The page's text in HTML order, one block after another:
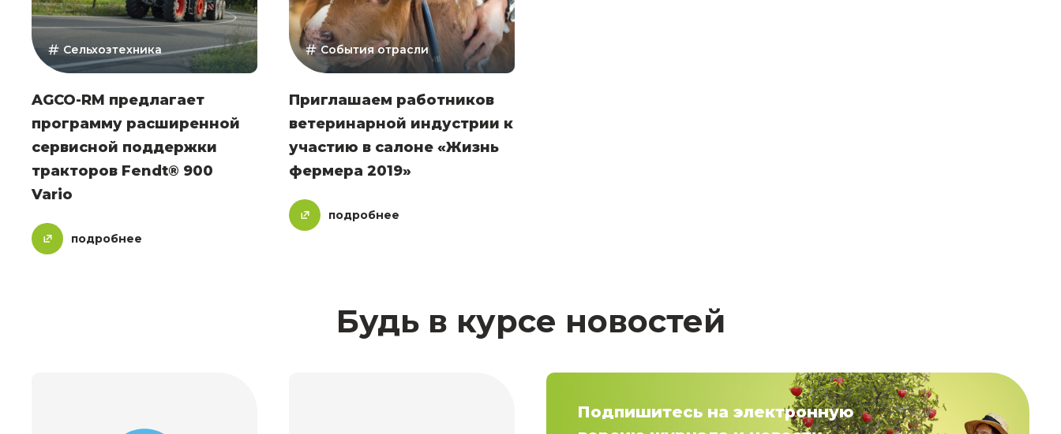
Сельхозтехника
AGCO-RM предлагает
программу расширенной
сервисной поддержки
тракторов Fendt® 900
Vario
подробнее
События отрасли
Приглашаем работников
ветеринарной индустрии к
участию в салоне «Жизнь
фермера 2019»
подробнее
Будь в курсе новостей
Подпишитесь на электронную